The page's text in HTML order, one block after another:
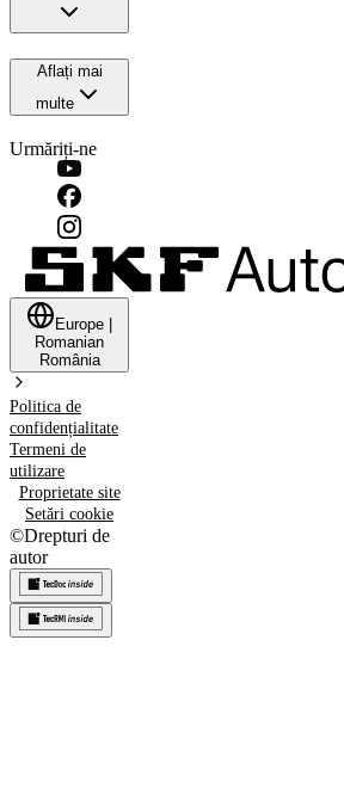
Aflați mai
multe
Urmăriți-ne
Europe
Romanian
România
Politica de
confidențialitate
Termeni de
utilizare
Proprietate site
Setări cookie
©Drepturi de
autor